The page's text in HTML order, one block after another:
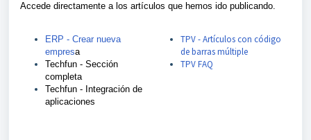
Accede directamente a los artículos que hemos ido publicando.
ERP - Crear nueva
empresa
Techfun - Sección
completa
Techfun - Integración de
aplicaciones
TPV - Artículos con código
de barras múltiple
TPV FAQ